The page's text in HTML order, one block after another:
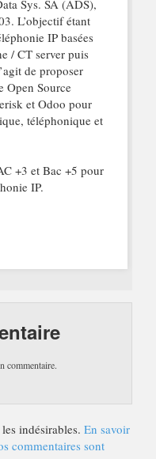
Sys. SA (ADS),
L’objectif étant
IP basées
/ CT server puis
de proposer
Open Source
et Odoo pour
téléphonique et
+3 et Bac +5 pour
IP.
commentaire.
indésirables. En savoir
commentaires sont